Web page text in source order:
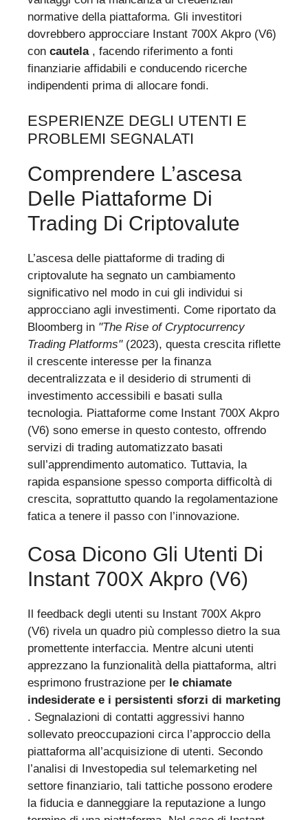
normative della piattaforma. Gli investitori
dovrebbero approcciare Instant 700X Akpro (V6)
con cautela, facendo riferimento a fonti
finanziarie affidabili e conducendo ricerche
indipendenti prima di allocare fondi.
ESPERIENZE DEGLI UTENTI E
PROBLEMI SEGNALATI
Comprendere L’ascesa
Delle Piattaforme Di
Trading Di Criptovalute
L’ascesa delle piattaforme di trading di
criptovalute ha segnato un cambiamento
significativo nel modo in cui gli individui si
approcciano agli investimenti. Come riportato da
Bloomberg in "The Rise of Cryptocurrency
Trading Platforms"(2023), questa crescita riflette
il crescente interesse per la finanza
decentralizzata e il desiderio di strumenti di
investimento accessibili e basati sulla
tecnologia. Piattaforme come Instant 700X Akpro
(V6) sono emerse in questo contesto, offrendo
servizi di trading automatizzato basati
sull’apprendimento automatico. Tuttavia, la
rapida espansione spesso comporta difficoltà di
crescita, soprattutto quando la regolamentazione
fatica a tenere il passo con l’innovazione.
Cosa Dicono Gli Utenti Di
Instant 700X Akpro (V6)
Il feedback degli utenti su Instant 700X Akpro
(V6) rivela un quadro più complesso dietro la sua
promettente interfaccia. Mentre alcuni utenti
apprezzano la funzionalità della piattaforma, altri
esprimono frustrazione per le chiamate
indesiderate e i persistenti sforzi di marketing
. Segnalazioni di contatti aggressivi hanno
sollevato preoccupazioni circa l’approccio della
piattaforma all’acquisizione di utenti. Secondo
l’analisi di Investopedia sul telemarketing nel
settore finanziario, tali tattiche possono erodere
la fiducia e danneggiare la reputazione a lungo